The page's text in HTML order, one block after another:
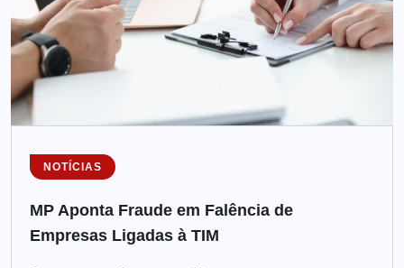
NOTÍCIAS
MP Aponta Fraude em Falência de
Empresas Ligadas à TIM